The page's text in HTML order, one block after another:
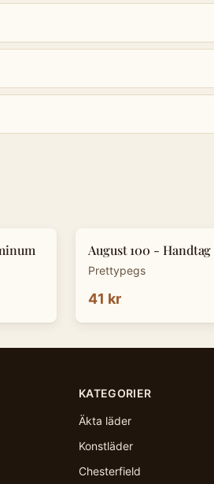
August 100 -
Prettypegs
41 kr
KATEGORIER
Äkta läder
Konstläder
Chesterfield